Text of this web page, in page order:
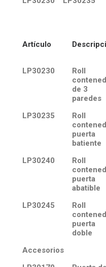
Artículo
LP30230
Roll
de 3
paredes
LP30235
Roll
puerta
batiente
LP30240
Roll
puerta
abatible
LP30245
Roll
puerta
doble
Accesorios